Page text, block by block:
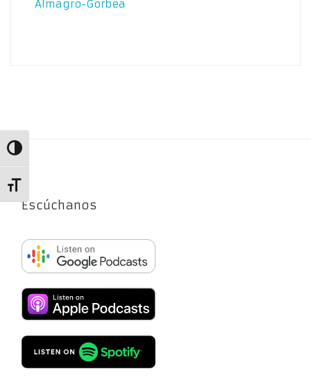
Alternar alto contraste
Alternar tamaño de letra
Almagro-Gorbea
Escúchanos